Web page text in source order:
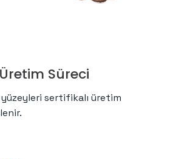
Süreci
yüzeyleri sertifikalı üretim